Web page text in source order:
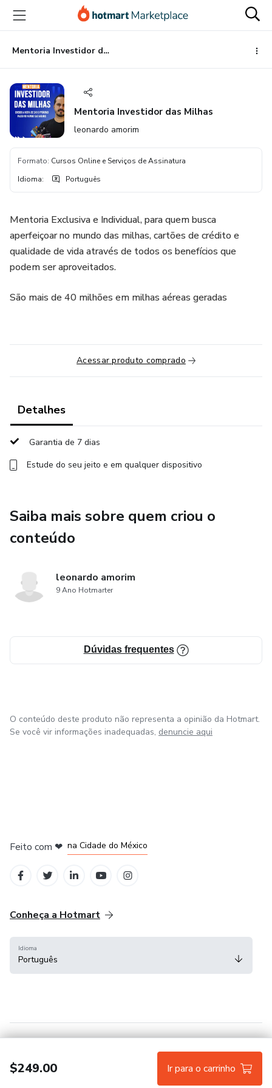
para
conteúdo
principal
para
pagamento
para
rodapé
Mentoria Investidor das Milhas
Mentoria Investidor das Milhas
leonardo amorim
Formato: Cursos Online e Serviços de Assinatura
Idioma: Português
Mentoria Exclusiva e Individual, para quem busca
aperfeiçoar no mundo das milhas, cartões de crédito e
qualidade de vida através de todos os benefícios que
podem ser aproveitados.
São mais de 40 milhões em milhas aéreas geradas
Acessar produto comprado
Detalhes
Garantia de 7 dias
Estude do seu jeito e em qualquer dispositivo
Saiba mais sobre quem criou o
conteúdo
leonardo amorim
9 Ano Hotmarter
Dúvidas frequentes
$249.00 Ir para o carrinho
O conteúdo deste produto não representa a opinião da Hotmart.
Se você vir informações inadequadas, denuncie aqui
Feito com ❤ na Cidade do México
Conheça a Hotmart
Idioma
Português
Hotmart — 2011-2026 © Todos os direitos reservados.